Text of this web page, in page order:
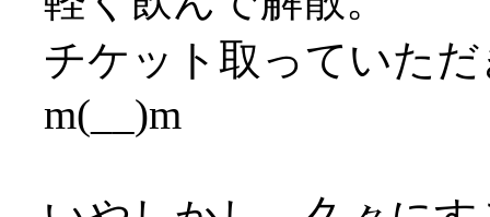
チケット取っていた
m(__)m